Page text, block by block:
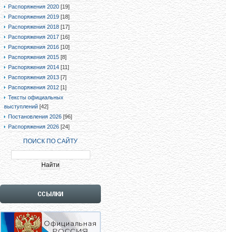
Распоряжения 2020 [19]
Распоряжения 2019 [18]
Распоряжения 2018 [17]
Распоряжения 2017 [16]
Распоряжения 2016 [10]
Распоряжения 2015 [8]
Распоряжения 2014 [11]
Распоряжения 2013 [7]
Распоряжения 2012 [1]
Тексты официальных
выступлений [42]
Постановления 2026 [96]
Распоряжения 2026 [24]
ПОИСК ПО САЙТУ